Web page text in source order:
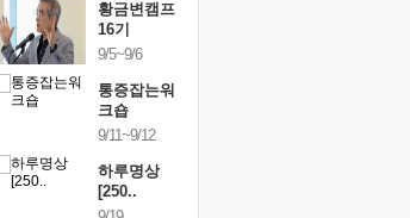
황금변캠프
16기
9/5~9/6
통증잡는워
크숍
9/11~9/12
하루명상
[250..